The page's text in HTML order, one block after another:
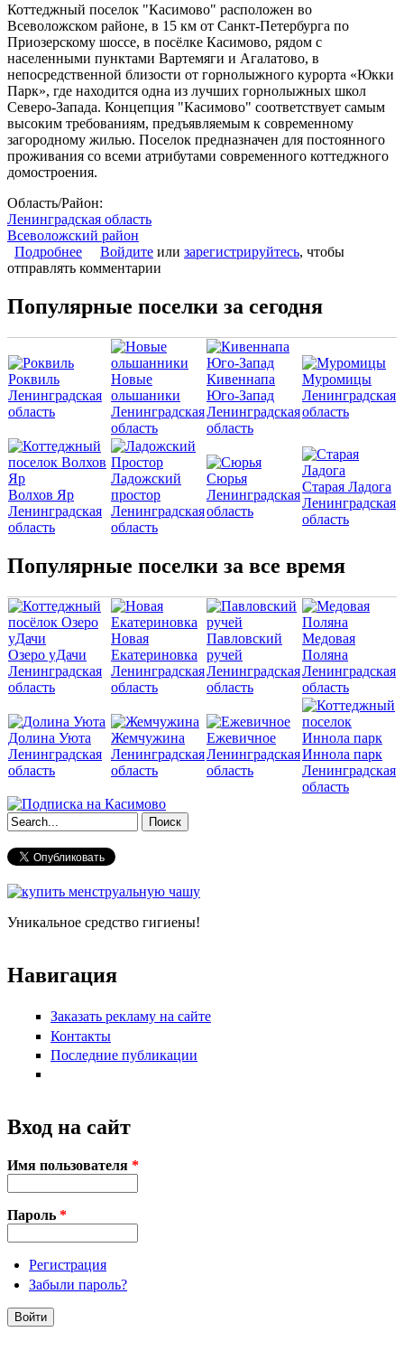
Коттеджный поселок "Касимово" расположен во
Всеволожском районе, в 15 км от Санкт-Петербурга по
Приозерскому шоссе, в посёлке Касимово, рядом с
населенными пунктами Вартемяги и Агалатово, в
непосредственной близости от горнолыжного курорта «Юкки
Парк», где находится одна из лучших горнолыжных школ
Северо-Запада. Концепция "Касимово" соответствует самым
высоким требованиям, предъявляемым к современному
загородному жилью. Поселок предназначен для постоянного
проживания со всеми атрибутами современного коттеджного
домостроения.
Область/Район:
Ленинградская область
Всеволожский район
Подробнее о Коттеджный поселок «Касимово»
Войдите или зарегистрируйтесь, чтобы
отправлять комментарии
Популярные поселки за сегодня
Роквиль
Ленинградская
область
Новые
ольшаники
Ленинградская
область
Кивеннапа
Юго-Запад
Ленинградская
область
Муромицы
Ленинградская
область
Волхов Яр
Ленинградская
область
Ладожский
простор
Ленинградская
область
Сюрья
Ленинградская
область
Старая Ладога
Ленинградская
область
Популярные поселки за все время
Озеро уДачи
Ленинградская
область
Новая
Екатериновка
Ленинградская
область
Павловский
ручей
Ленинградская
область
Медовая
Поляна
Ленинградская
область
Долина Уюта
Ленинградская
область
Жемчужина
Ленинградская
область
Ежевичное
Ленинградская
область
Иннола парк
Ленинградская
область
Форма поиска
Уникальное средство гигиены!
Навигация
Заказать рекламу на сайте
Контакты
Последние публикации
Вход на сайт
Имя пользователя *
Пароль *
Регистрация
Забыли пароль?